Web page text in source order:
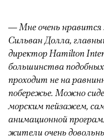
00:00/
— Мне очень
Сильван Долла,
директор Hamilton
большинства
проходит не на
побережье. Можно
морским пейзажем,
анимационной
жители очень